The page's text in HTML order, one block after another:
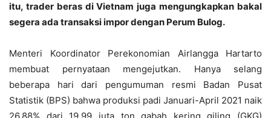
itu, trader beras di Vietnam juga mengungkapkan bakal
segera ada transaksi impor dengan Perum Bulog.
Menteri Koordinator Perekonomian Airlangga Hartarto
membuat pernyataan mengejutkan. Hanya selang
beberapa hari dari pengumuman resmi Badan Pusat
Statistik (BPS) bahwa produksi padi Januari-April 2021 naik